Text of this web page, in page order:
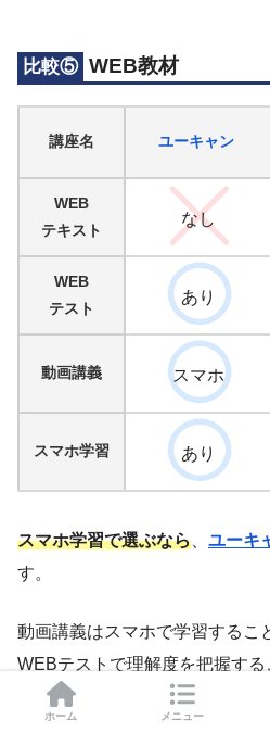
比較⑤ WEB教材
講座名 ユーキャン
WEB
テキスト
なし
WEB
テスト
あり
動画講義 スマホ
スマホ学習 あり
スマホ学習で選ぶなら ユーキ
す。
動画講義はスマホで学習するこ
WEBテストで理解度を把握する
ホーム メニュー